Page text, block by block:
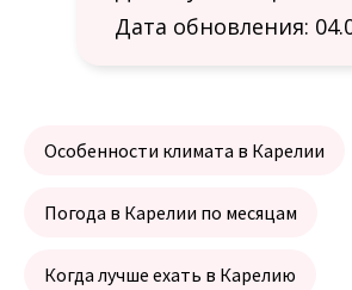
Дата обновления:
Особенности климата в Карелии
Погода в Карелии по месяцам
Когда лучше ехать в Карелию